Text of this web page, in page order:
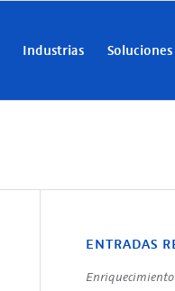
Industrias Soluciones
ENTRADAS